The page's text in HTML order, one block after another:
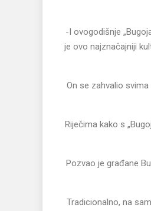
-I ovogodišnje
je ovo najznačajniji
On se zahvalio
Riječima kako s
Pozvao je građane
Tradicionalno, na